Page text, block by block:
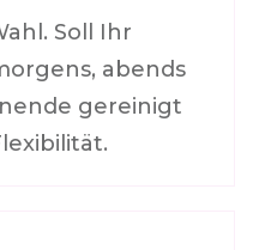
Soll Ihr
abends
gereinigt